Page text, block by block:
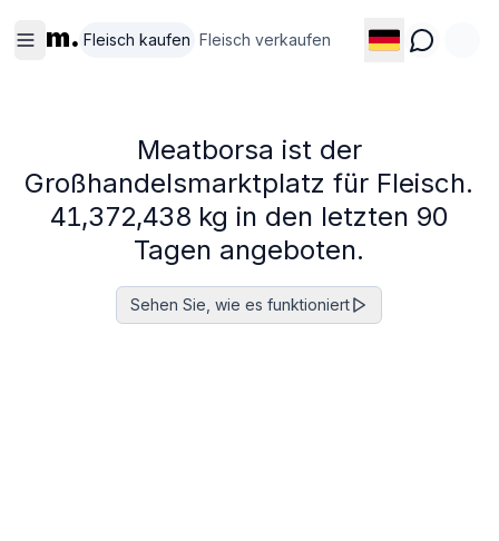
m. Fleisch kaufen Fleisch verkaufen
Meatborsa ist der
Großhandelsmarktplatz für Fleisch.
41,372,438 kg in den letzten 90
Tagen angeboten.
Sehen Sie, wie es funktioniert